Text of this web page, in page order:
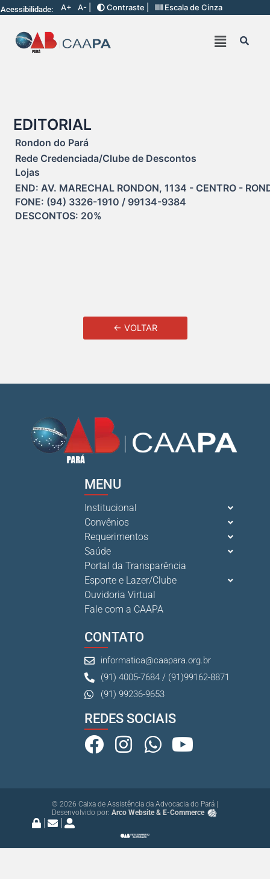
Acessibilidade: A+ A- | Contraste | Escala de Cinza
EDITORIAL
Rondon do Pará
Rede Credenciada/Clube de Descontos
Lojas
END: AV. MARECHAL RONDON, 1134 - CENTRO -
FONE: (94) 3326-1910 / 99134-9384
DESCONTOS: 20%
← VOLTAR
MENU
Institucional
Convênios
Requerimentos
Saúde
Portal da Transparência
Esporte e Lazer/Clube
Ouvidoria Virtual
Fale com a CAAPA
CONTATO
informatica@caapara.org.br
(91) 4005-7684 / (91)99162-8871
(91) 99236-9653
REDES SOCIAIS
© 2026 Caixa de Assistência da Advocacia do Pará |
Desenvolvido por: Arco Website & E-Commerce